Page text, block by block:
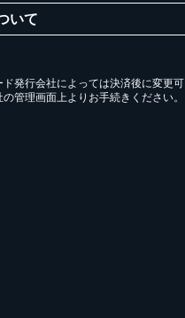
いて
発行会社によっては決済後に変更可
管理画面上よりお手続きください。